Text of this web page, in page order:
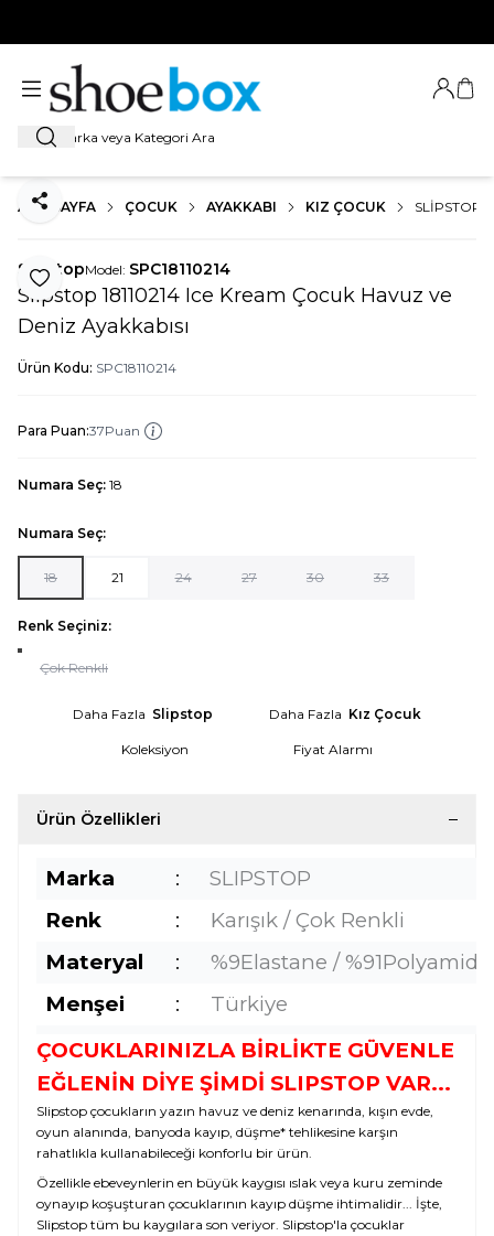
Ara
Giriş
ANA SAYFA ÇOCUK AYAKKABI KIZ ÇOCUK SLIPSTOP
Favoriye Ekle
Paylaş
SlipstopModel: SPC18110214
Slipstop 18110214 Ice Kream Çocuk Havuz ve
Deniz Ayakkabısı
Ürün Kodu: SPC18110214
Para Puan:37Puan
Numara Seç: 18
Numara Seç:
18 21 24 27 30 33
Renk Seçiniz:
Çok Renkli
Daha Fazla Slipstop Daha Fazla Kız Çocuk
Koleksiyon Fiyat Alarmı
Ürün Özellikleri
Marka :
SLIPSTOP
Renk
:
Karışık / Çok Renkli
Materyal
:
%9Elastane / %91Polyamide
Menşei
:
Türkiye
ÇOCUKLARINIZLA BİRLİKTE GÜVENLE
EĞLENİN DİYE ŞİMDİ SLIPSTOP VAR...
Slipstop çocukların yazın havuz ve deniz kenarında, kışın evde,
oyun alanında, banyoda kayıp, düşme* tehlikesine karşın
rahatlıkla kullanabileceği konforlu bir ürün.
Özellikle ebeveynlerin en büyük kaygısı ıslak veya kuru zeminde
oynayıp koşuşturan çocuklarının kayıp düşme ihtimalidir... İşte,
Slipstop tüm bu kaygılara son veriyor. Slipstop'la çocuklar